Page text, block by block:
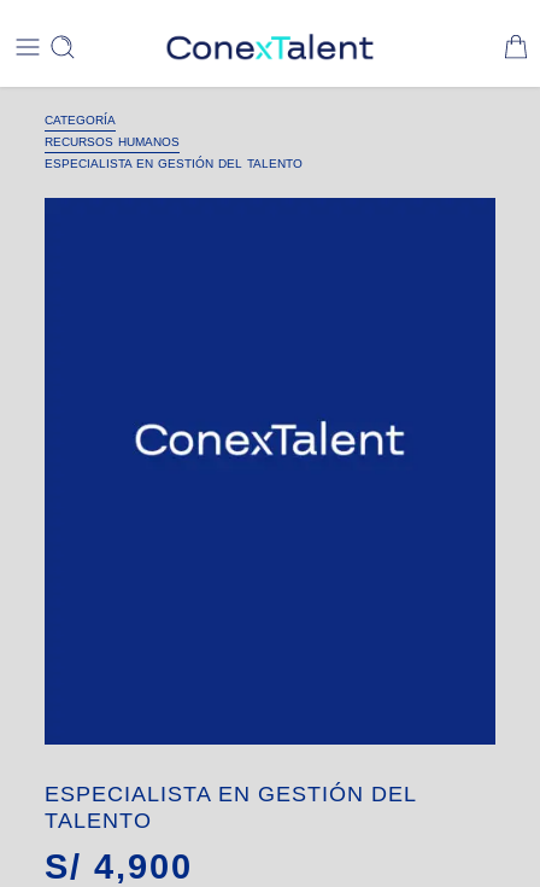
CATEGORÍA
RECURSOS HUMANOS
ESPECIALISTA EN GESTIÓN DEL TALENTO
ESPECIALISTA EN GESTIÓN DEL
TALENTO
S/ 4,900